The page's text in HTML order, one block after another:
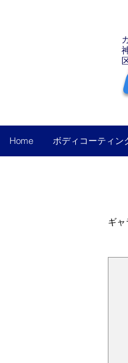
Home ボディコーティン
ギャ